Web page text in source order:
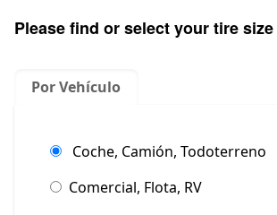
Please find or select your tire
Por Vehículo
Coche, Camión, Todoterreno
Comercial, Flota, RV